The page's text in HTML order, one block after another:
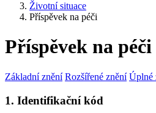
Životní situace
Příspěvek na péči
Příspěvek na péči
Základní znění Rozšířené znění Úplné
1. Identifikační kód